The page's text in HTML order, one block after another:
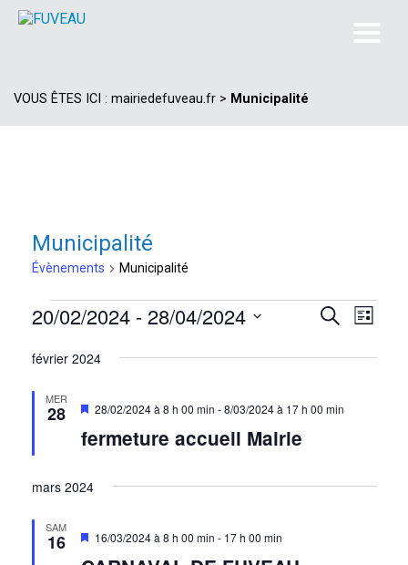
VOUS ÊTES ICI : mairiedefuveau.fr > Municipalité
Municipalité
Évènements Municipalité
Évènements
de
Recherche
vues
Liste
20/02/2024 - 28/04/2024
une
février 2024
MER
28
fermeture accueil Mairie
Mis
avant
28/02/2024 à 8 h 00 min -8/03/2024 à 17 h 00 min
mars 2024
SAM
16
Mis
16/03/2024 à 8 h 00 min - 17 h 00 min